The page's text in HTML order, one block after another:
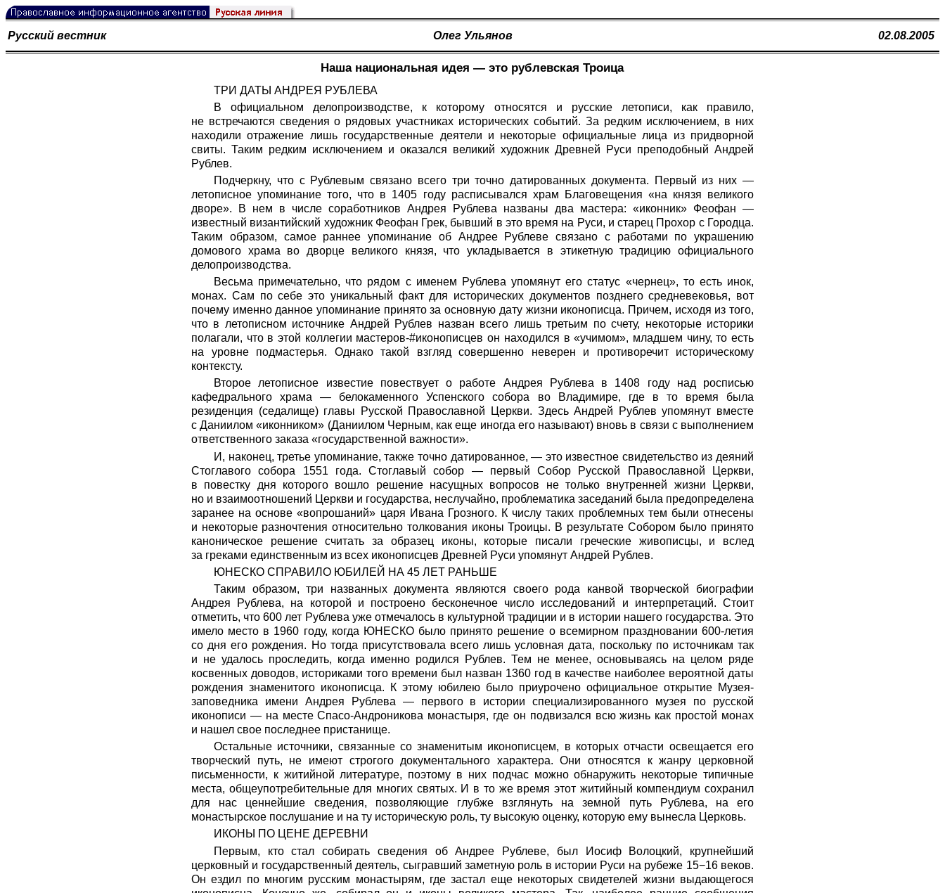
Русский вестник Олег Ульянов 02.08.2005
Наша национальная идея — это рублевская Троица
ТРИ ДАТЫ АНДРЕЯ РУБЛЕВА
В официальном делопроизводстве, к которому относятся и русские летописи, как правило,
не встречаются сведения о рядовых участниках исторических событий. За редким исключением, в них
находили отражение лишь государственные деятели и некоторые официальные лица из придворной
свиты. Таким редким исключением и оказался великий художник Древней Руси преподобный Андрей
Рублев.
Подчеркну, что с Рублевым связано всего три точно датированных документа. Первый из них —
летописное упоминание того, что в 1405 году расписывался храм Благовещения «на князя великого
дворе». В нем в числе соработников Андрея Рублева названы два мастера: «иконник» Феофан —
известный византийский художник Феофан Грек, бывший в это время на Руси, и старец Прохор с Городца.
Таким образом, самое раннее упоминание об Андрее Рублеве связано с работами по украшению
домового храма во дворце великого князя, что укладывается в этикетную традицию официального
делопроизводства.
Весьма примечательно, что рядом с именем Рублева упомянут его статус «чернец», то есть инок,
монах. Сам по себе это уникальный факт для исторических документов позднего средневековья, вот
почему именно данное упоминание принято за основную дату жизни иконописца. Причем, исходя из того,
что в летописном источнике Андрей Рублев назван всего лишь третьим по счету, некоторые историки
полагали, что в этой коллегии мастеров-#иконописцев он находился в «учимом», младшем чину, то есть
на уровне подмастерья. Однако такой взгляд совершенно неверен и противоречит историческому
контексту.
Второе летописное известие повествует о работе Андрея Рублева в 1408 году над росписью
кафедрального храма — белокаменного Успенского собора во Владимире, где в то время была
резиденция (седалище) главы Русской Православной Церкви. Здесь Андрей Рублев упомянут вместе
с Даниилом «иконником» (Даниилом Черным, как еще иногда его называют) вновь в связи с выполнением
ответственного заказа «государственной важности».
И, наконец, третье упоминание, также точно датированное, — это известное свидетельство из деяний
Стоглавого собора 1551 года. Стоглавый собор — первый Собор Русской Православной Церкви,
в повестку дня которого вошло решение насущных вопросов не только внутренней жизни Церкви,
но и взаимоотношений Церкви и государства, неслучайно, проблематика заседаний была предопределена
заранее на основе «вопрошаний» царя Ивана Грозного. К числу таких проблемных тем были отнесены
и некоторые разночтения относительно толкования иконы Троицы. В результате Собором было принято
каноническое решение считать за образец иконы, которые писали греческие живописцы, и вслед
за греками единственным из всех иконописцев Древней Руси упомянут Андрей Рублев.
ЮНЕСКО СПРАВИЛО ЮБИЛЕЙ НА 45 ЛЕТ РАНЬШЕ
Таким образом, три названных документа являются своего рода канвой творческой биографии
Андрея Рублева, на которой и построено бесконечное число исследований и интерпретаций. Стоит
отметить, что 600 лет Рублева уже отмечалось в культурной традиции и в истории нашего государства. Это
имело место в 1960 году, когда ЮНЕСКО было принято решение о всемирном праздновании 600-летия
со дня его рождения. Но тогда присутствовала всего лишь условная дата, поскольку по источникам так
и не удалось проследить, когда именно родился Рублев. Тем не менее, основываясь на целом ряде
косвенных доводов, историками того времени был назван 1360 год в качестве наиболее вероятной даты
рождения знаменитого иконописца. К этому юбилею было приурочено официальное открытие Музея-
заповедника имени Андрея Рублева — первого в истории специализированного музея по русской
иконописи — на месте Спасо-Андроникова монастыря, где он подвизался всю жизнь как простой монах
и нашел свое последнее пристанище.
Остальные источники, связанные со знаменитым иконописцем, в которых отчасти освещается его
творческий путь, не имеют строгого документального характера. Они относятся к жанру церковной
письменности, к житийной литературе, поэтому в них подчас можно обнаружить некоторые типичные
места, общеупотребительные для многих святых. И в то же время этот житийный компендиум сохранил
для нас ценнейшие сведения, позволяющие глубже взглянуть на земной путь Рублева, на его
монастырское послушание и на ту историческую роль, ту высокую оценку, которую ему вынесла Церковь.
ИКОНЫ ПО ЦЕНЕ ДЕРЕВНИ
Первым, кто стал собирать сведения об Андрее Рублеве, был Иосиф Волоцкий, крупнейший
церковный и государственный деятель, сыгравший заметную роль в истории Руси на рубеже 15−16 веков.
Он ездил по многим русским монастырям, где застал еще некоторых свидетелей жизни выдающегося